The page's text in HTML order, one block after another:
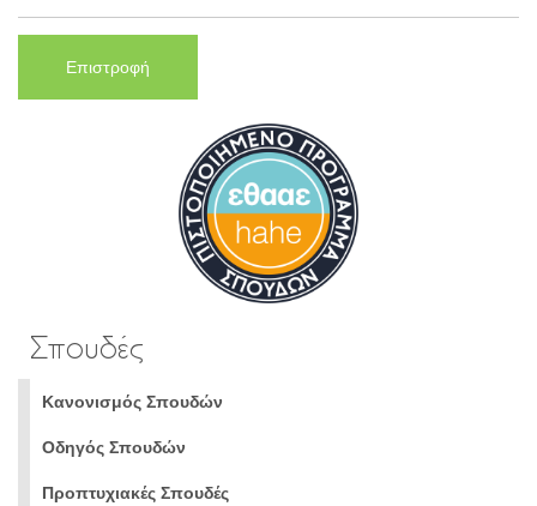
Επιστροφή
Σπουδές
Κανονισμός Σπουδών
Οδηγός Σπουδών
Προπτυχιακές Σπουδές